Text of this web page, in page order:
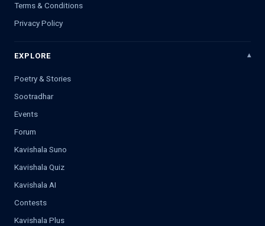
Terms & Conditions
Privacy Policy
EXPLORE
Poetry & Stories
Sootradhar
Events
Forum
Kavishala Suno
Kavishala Quiz
Kavishala AI
Contests
Kavishala Plus